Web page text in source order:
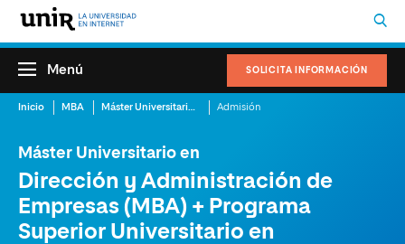
SOLICITA INFORMACIÓN
Menú
Inicio MBA Máster Universitario en Dirección y Administración de Empresas (MBA) + Programa Superior Universitario en Transformación Digital en la Gestión Pública Admisión
Máster Universitario en
Dirección y Administración de
Empresas (MBA) + Programa
Superior Universitario en